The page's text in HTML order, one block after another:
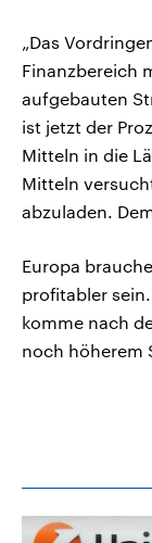
„Das
Finanzbereich
aufgebauten
ist jetzt der
Mitteln in die
Mitteln
abzuladen.
Europa
profitabler
komme nach
noch höherem